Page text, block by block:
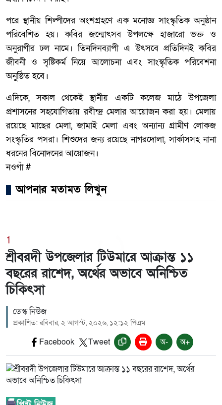
পরে স্থানীয় শিল্পীদের অংশগ্রহণে এক মনোজ্ঞ সাংস্কৃতিক অনুষ্ঠান
পরিবেশিত হয়। কবির জন্মোৎসব উপলক্ষে হাজারো ভক্ত ও
অনুরাগীর ঢল নামে। তিনদিনব্যাপী এ উৎসবে প্রতিদিনই কবির
জীবনী ও সৃষ্টিকর্ম নিয়ে আলোচনা এবং সাংস্কৃতিক পরিবেশনা
অনুষ্ঠিত হবে।
এদিকে, সকাল থেকেই স্থানীয় একটি কলেজ মাঠে উপজেলা
প্রশাসনের সহযোগিতায় রবীন্দ্র মেলার আয়োজন করা হয়। মেলায়
রয়েছে মাছের মেলা, জামাই মেলা এবং অন্যান্য গ্রামীণ লোকজ
সংস্কৃতির পসরা। শিশুদের জন্য রয়েছে নাগরদোলা, সার্কাসসহ নানা
ধরনের বিনোদনের আয়োজন।
নওগাঁ #
আপনার মতামত লিখুন
1
শ্রীবরদী উপজেলার টিউমারে আক্রান্ত ১১
বছরের রাশেদ, অর্থের অভাবে অনিশ্চিত
চিকিৎসা
ডেস্ক নিউজ
প্রকাশিত: রবিবার, ২ আগস্ট, ২০২৬, ১২:১২ পিএম
Facebook Tweet অ- অ+